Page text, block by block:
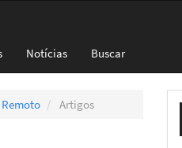
Notícias Buscar
Artigos